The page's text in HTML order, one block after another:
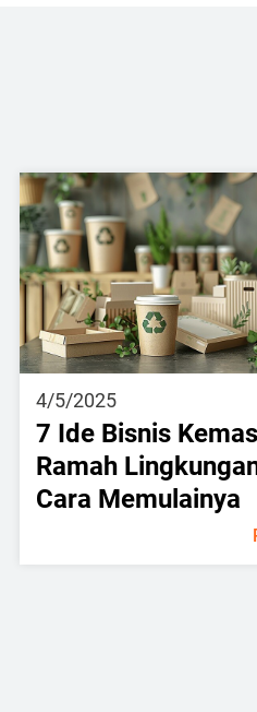
4/5/2025
7 Ide Bisnis
Ramah
Cara Memulainya